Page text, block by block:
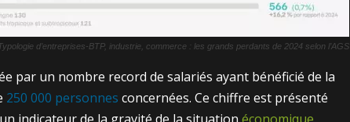
d’entreprises-BTP, industrie, commerce : les grands perdants de 2024 selon l’AGS
par un nombre record de salariés ayant bénéficié de la
250 000 personnes concernées. Ce chiffre est présenté